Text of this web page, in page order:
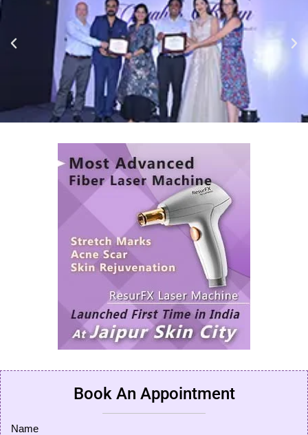
Book An Appointment
Name